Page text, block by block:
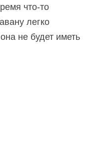
что-то
легко
не будет иметь